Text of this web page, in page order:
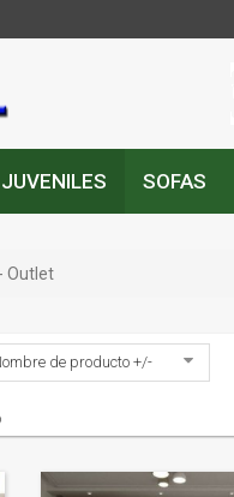
JUVENILES SOFAS
Outlet
de producto +/-